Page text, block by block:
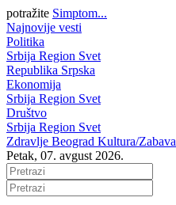
potražite Simptom...
Najnovije vesti
Politika
Srbija Region Svet
Republika Srpska
Ekonomija
Srbija Region Svet
Društvo
Srbija Region Svet
Zdravlje Beograd Kultura/Zabava
Petak, 07. avgust 2026.